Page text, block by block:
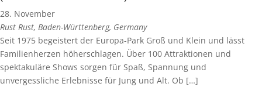
28. November
Rust Rust, Baden-Württenberg, Germany
Seit 1975 begeistert der Europa-Park Groß und Klein und lässt
Familienherzen höherschlagen. Über 100 Attraktionen und
spektakuläre Shows sorgen für Spaß, Spannung und
unvergessliche Erlebnisse für Jung und Alt. Ob […]